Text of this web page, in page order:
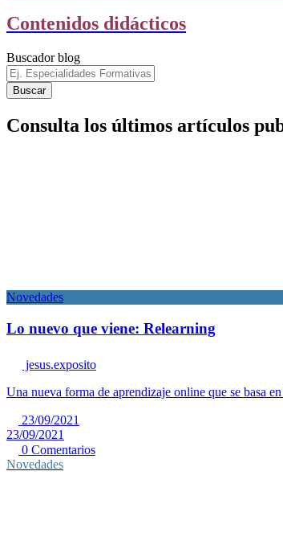
Contenidos didácticos
Buscador blog
Consulta los últimos artículos
Novedades
Lo nuevo que viene: Relearning
jesus.exposito
Una nueva forma de aprendizaje online que se basa
23/09/2021
23/09/2021
0 Comentarios
Novedades